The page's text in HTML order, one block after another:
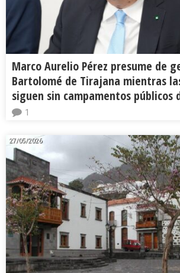
Marco Aurelio Pérez presume de
Bartolomé de Tirajana mientras
siguen sin campamentos públicos
1
27/05/2026